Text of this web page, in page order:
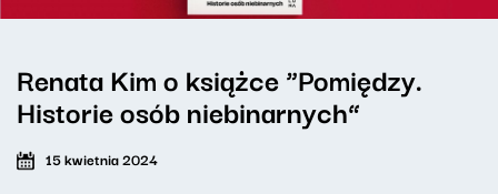
Renata Kim o książce “Pomiędzy.
Historie osób niebinarnych”
15 kwietnia 2024